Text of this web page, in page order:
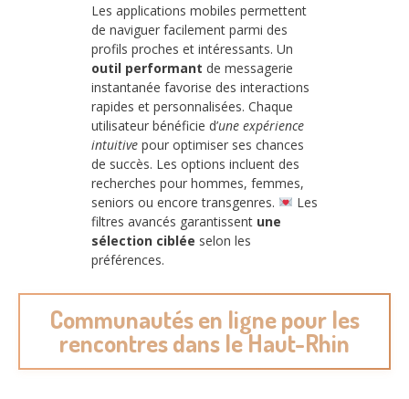
Les applications mobiles permettent
de naviguer facilement parmi des
profils proches et intéressants. Un
outil performant de messagerie
instantanée favorise des interactions
rapides et personnalisées. Chaque
utilisateur bénéficie d’une expérience
intuitive pour optimiser ses chances
de succès. Les options incluent des
recherches pour hommes, femmes,
seniors ou encore transgenres.
Les
filtres avancés garantissent une
sélection ciblée selon les
préférences.
Communautés en ligne pour les
rencontres dans le Haut-Rhin